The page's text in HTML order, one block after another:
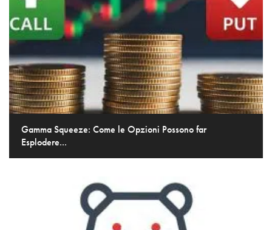
Gamma Squeeze: Come le Opzioni Possono far
Esplodere...